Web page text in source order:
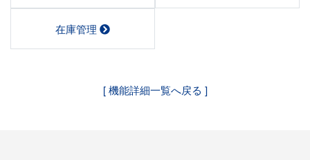
在庫管理
[ 機能詳細一覧へ戻る ]